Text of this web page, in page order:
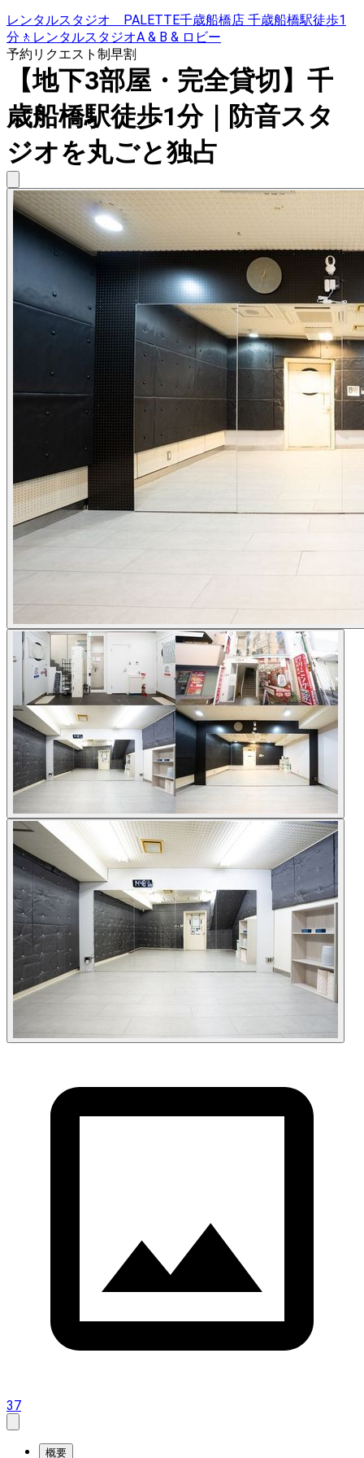
レンタルスタジオ PALETTE千歳船橋店 千歳船橋駅徒歩1
分🚶レンタルスタジオA & B & ロビー
予約リクエスト制早割
【地下3部屋・完全貸切】千
歳船橋駅徒歩1分｜防音スタ
ジオを丸ごと独占
37
概要